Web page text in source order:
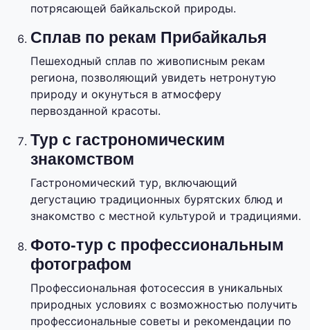
потрясающей байкальской природы.
Сплав по рекам Прибайкалья
Пешеходный сплав по живописным рекам
региона, позволяющий увидеть нетронутую
природу и окунуться в атмосферу
первозданной красоты.
Тур с гастрономическим
знакомством
Гастрономический тур, включающий
дегустацию традиционных бурятских блюд и
знакомство с местной культурой и традициями.
Фото-тур с профессиональным
фотографом
Профессиональная фотосессия в уникальных
природных условиях с возможностью получить
профессиональные советы и рекомендации по